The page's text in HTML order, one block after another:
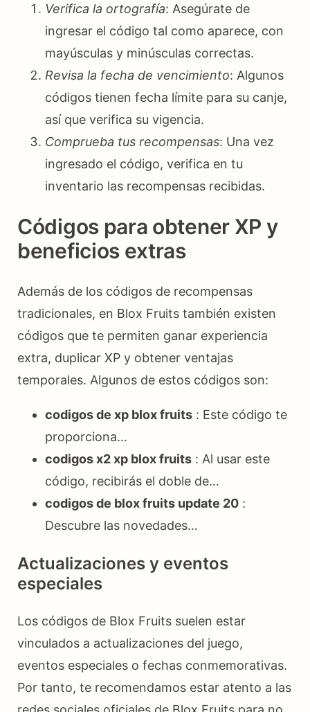
Verifica la ortografía: Asegúrate de
ingresar el código tal como aparece, con
mayúsculas y minúsculas correctas.
Revisa la fecha de vencimiento: Algunos
códigos tienen fecha límite para su canje,
así que verifica su vigencia.
Comprueba tus recompensas: Una vez
ingresado el código, verifica en tu
inventario las recompensas recibidas.
Códigos para obtener XP y
beneficios extras
Además de los códigos de recompensas
tradicionales, en Blox Fruits también existen
códigos que te permiten ganar experiencia
extra, duplicar XP y obtener ventajas
temporales. Algunos de estos códigos son:
codigos de xp blox fruits : Este código te
proporciona…
codigos x2 xp blox fruits : Al usar este
código, recibirás el doble de…
codigos de blox fruits update 20 :
Descubre las novedades…
Actualizaciones y eventos
especiales
Los códigos de Blox Fruits suelen estar
vinculados a actualizaciones del juego,
eventos especiales o fechas conmemorativas.
Por tanto, te recomendamos estar atento a las